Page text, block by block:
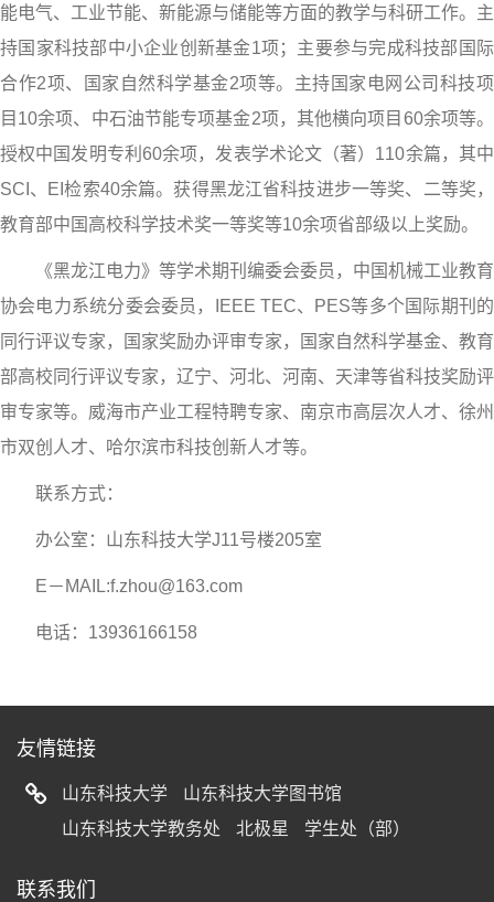
能电气、工业节能、新能源与储能等方面的教学与科研工作。主
持国家科技部中小企业创新基金1项；主要参与完成科技部国际
合作2项、国家自然科学基金2项等。主持国家电网公司科技项
目10余项、中石油节能专项基金2项，其他横向项目60余项等。
授权中国发明专利60余项，发表学术论文（著）110余篇，其中
SCI、EI检索40余篇。获得黑龙江省科技进步一等奖、二等奖，
教育部中国高校科学技术奖一等奖等10余项省部级以上奖励。
《黑龙江电力》等学术期刊编委会委员，中国机械工业教育
协会电力系统分委会委员，IEEE TEC、PES等多个国际期刊的
同行评议专家，国家奖励办评审专家，国家自然科学基金、教育
部高校同行评议专家，辽宁、河北、河南、天津等省科技奖励评
审专家等。威海市产业工程特聘专家、南京市高层次人才、徐州
市双创人才、哈尔滨市科技创新人才等。
联系方式：
办公室：山东科技大学J11号楼205室
E－MAIL:f.zhou@163.com
电话：13936166158
友情链接
山东科技大学
山东科技大学图书馆
山东科技大学教务处
北极星 学生处（部）
联系我们